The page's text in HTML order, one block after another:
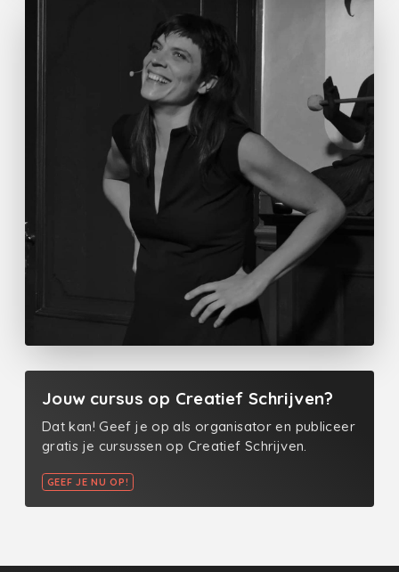
Jouw cursus op Creatief Schrijven?
Dat kan! Geef je op als organisator en publiceer
gratis je cursussen op Creatief Schrijven.
GEEF JE NU OP!